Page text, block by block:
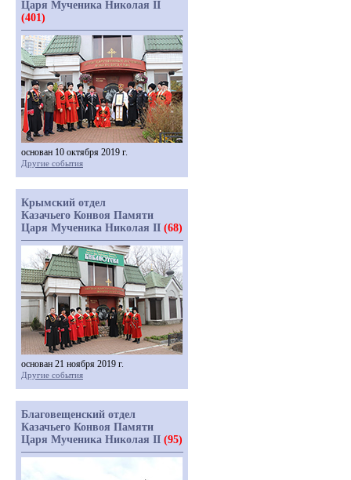
Царя Мученика Николая II
(401)
основан 10 октября 2019 г.
Другие события
Крымский отдел
Казачьего Конвоя Памяти
Царя Мученика Николая II (68)
основан 21 ноября 2019 г.
Другие события
Благовещенский отдел
Казачьего Конвоя Памяти
Царя Мученика Николая II (95)